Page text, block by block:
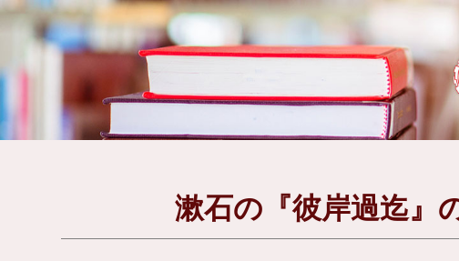
漱石の『彼岸過迄』